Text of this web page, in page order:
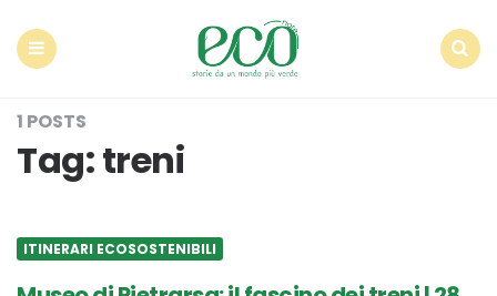
1 POSTS
Tag:treni
ITINERARI ECOSOSTENIBILI